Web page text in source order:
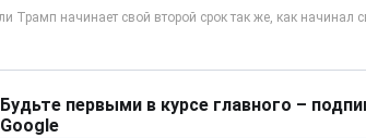
Будьте первыми в курсе главного –
Google